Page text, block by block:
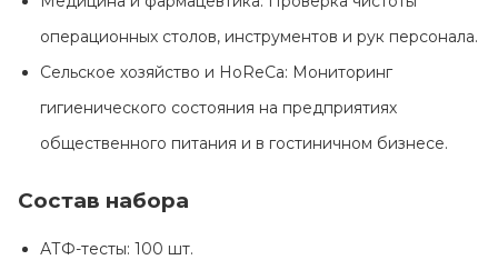
операционных столов, инструментов и рук персонала.
Сельское хозяйство и HoReCa: Мониторинг
гигиенического состояния на предприятиях
общественного питания и в гостиничном бизнесе.
Состав набора
АТФ-тесты: 100 шт.